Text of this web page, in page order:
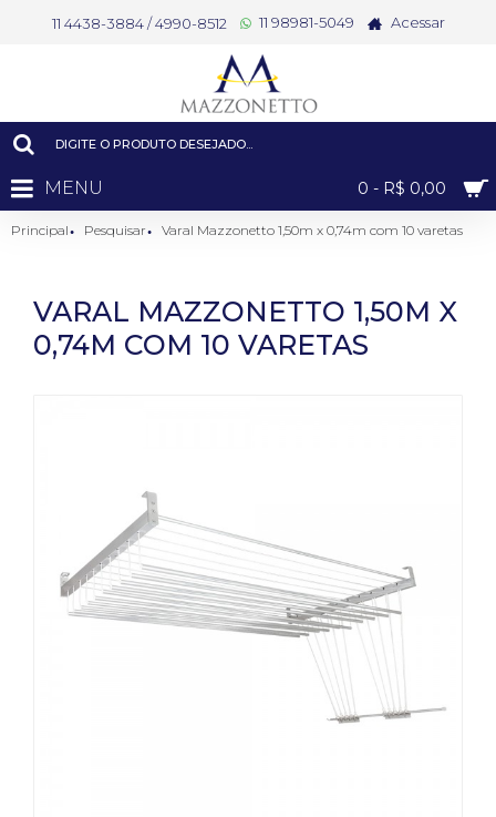
11 4438-3884 / 4990-8512 11 98981-5049 Acessar
0 - R$ 0,00
MENU
Principal Pesquisar Varal Mazzonetto 1,50m x 0,74m com 10 varetas
VARAL MAZZONETTO 1,50M X
0,74M COM 10 VARETAS